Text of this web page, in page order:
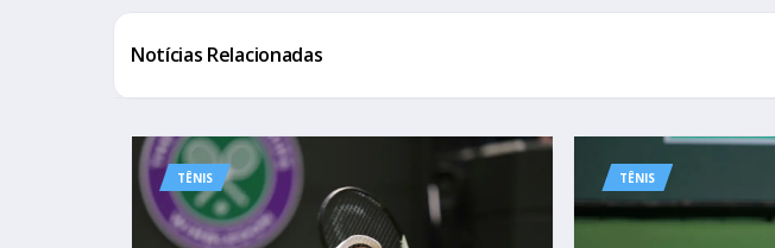
Notícias Relacionadas
TÊNIS TÊNIS